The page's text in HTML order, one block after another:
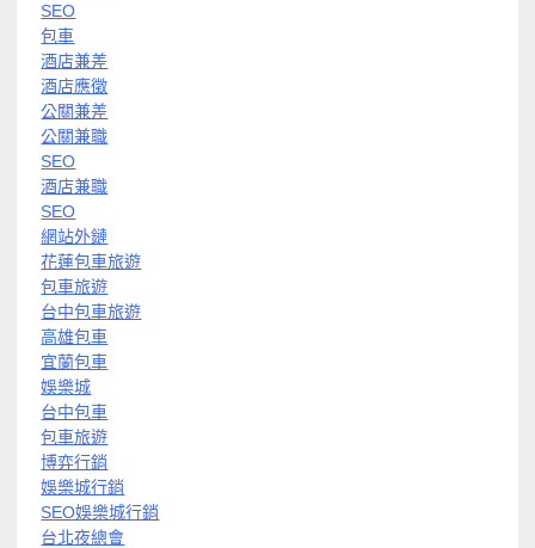
SEO
包車
酒店兼差
酒店應徵
公關兼差
公關兼職
SEO
酒店兼職
SEO
網站外鏈
花蓮包車旅遊
包車旅遊
台中包車旅遊
高雄包車
宜蘭包車
娛樂城
台中包車
包車旅遊
博弈行銷
娛樂城行銷
SEO娛樂城行銷
台北夜總會